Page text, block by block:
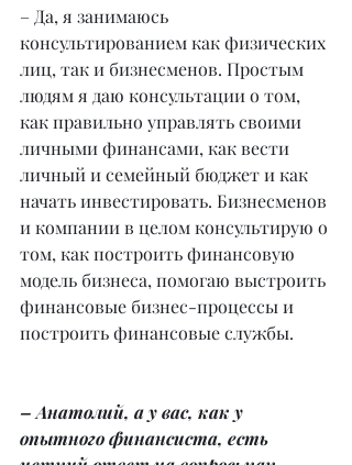
– Да, я занимаюсь
консультированием как физических
лиц, так и бизнесменов. Простым
людям я даю консультации о том,
как правильно управлять своими
личными финансами, как вести
личный и семейный бюджет и как
начать инвестировать. Бизнесменов
и компании в целом консультирую о
том, как построить финансовую
модель бизнеса, помогаю выстроить
финансовые бизнес-процессы и
построить финансовые службы.
– Анатолий, а у вас, как у
опытного финансиста, есть